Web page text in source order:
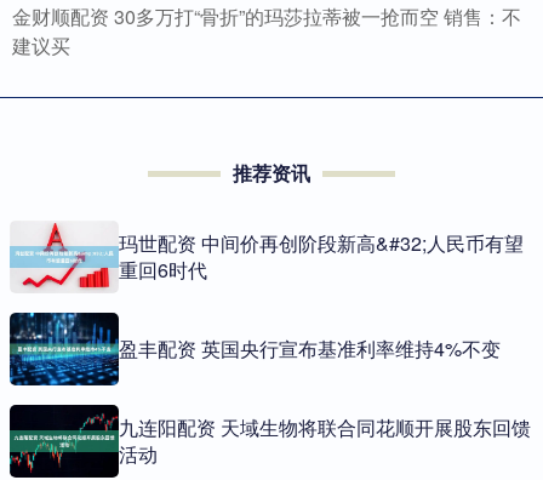
金财顺配资 30多万打“骨折”的玛莎拉蒂被一抢而空 销售：不
建议买
推荐资讯
玛世配资 中间价再创阶段新高&#32;人民币有望
重回6时代
盈丰配资 英国央行宣布基准利率维持4%不变
九连阳配资 天域生物将联合同花顺开展股东回馈
活动